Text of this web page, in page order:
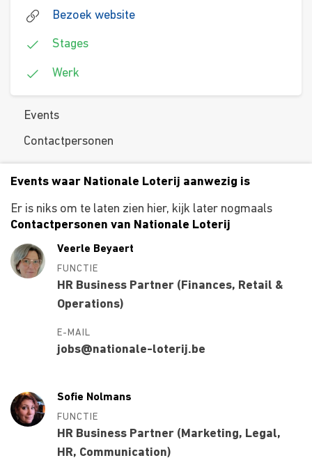
Bezoek website
Stages
Werk
Events
Contactpersonen
Events waar Nationale Loterij aanwezig is
Er is niks om te laten zien hier, kijk later nogmaals
Contactpersonen van Nationale Loterij
Veerle Beyaert
FUNCTIE
HR Business Partner (Finances, Retail &
Operations)
E-MAIL
jobs@nationale-loterij.be
Sofie Nolmans
FUNCTIE
HR Business Partner (Marketing, Legal,
HR, Communication)